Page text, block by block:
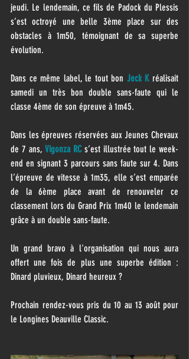
jeudi. Le lendemain, ce fils de Padock du Plessis
s’est octroyé une belle 3ème place sur des
obstacles à 1m50, témoignant de sa superbe
évolution.
Dans ce même label, le tout bon Jeck K réalisait
samedi un très bon double sans-faute qui le
classe 4ème de son épreuve à 1m45.
Dans les épreuves réservées aux Jeunes Chevaux
de 7 ans, Vigonza RC s’est illustrée tout le week-
end en signant 3 parcours sans faute sur 4. Dans
l’épreuve de vitesse à 1m35, elle s’est emparée
de la 6ème place avant de renouveler ce
classement lors du Grand Prix 1m40 le lendemain
grâce à un double sans-faute.
Un grand bravo à l'organisation qui nous aura
offert une fois de plus une superbe édition :
Dinard pluvieux, Dinard heureux ?
Prochain rendez-vous pris du 10 au 13 août pour
le Longines Deauville Classic.